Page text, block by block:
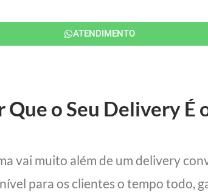
ATENDIMENTO
Que o Seu Delivery É
vai muito além de um delivery
para os clientes o tempo todo,